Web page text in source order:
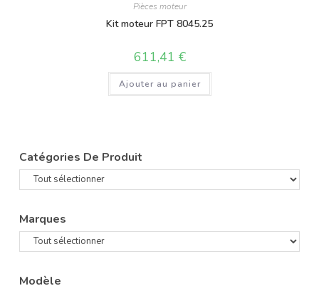
Pièces moteur
Kit moteur FPT 8045.25
611,41 €
Ajouter au panier
Catégories De Produit
Marques
Modèle